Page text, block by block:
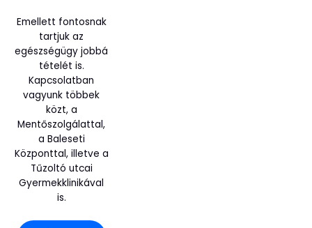
Emellett fontosnak
tartjuk az
egészségügy jobbá
tételét is.
Kapcsolatban
vagyunk többek
közt, a
Mentőszolgálattal,
a Baleseti
Központtal, illetve a
Tűzoltó utcai
Gyermekklinikával
is.